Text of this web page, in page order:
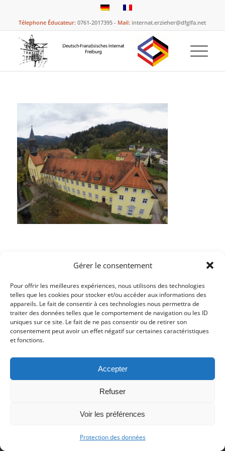
Gérer le consentement
Pour offrir les meilleures expériences, nous utilisons des technologies
telles que les cookies pour stocker et/ou accéder aux informations des
appareils. Le fait de consentir à ces technologies nous permettra de
traiter des données telles que le comportement de navigation ou les ID
uniques sur ce site. Le fait de ne pas consentir ou de retirer son
consentement peut avoir un effet négatif sur certaines caractéristiques
et fonctions.
Accepter
Refuser
Voir les préférences
Protection des données
Télephone Éducateur: 0761-2017395 - Mail: internat.erzieher@dfglfa.net
-Datenschutz
Impressum
Datenschutzerklärung